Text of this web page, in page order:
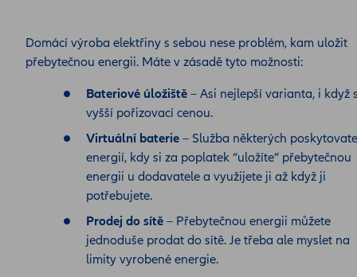
Domácí výroba elektřiny s sebou nese problém, kam uložit
přebytečnou energii. Máte v zásadě tyto možnosti:
Bateriové úložiště – Asi nejlepší varianta, i když
vyšší pořizovací cenou.
Virtuální baterie – Služba některých
energií, kdy si za poplatek “uložíte” přebytečnou
energii u dodavatele a využijete ji až když ji
potřebujete.
Prodej do sítě – Přebytečnou energii můžete
jednoduše prodat do sítě. Je třeba ale myslet na
limity vyrobené energie.